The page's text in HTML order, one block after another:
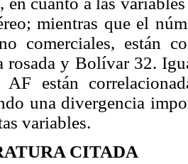
mientras que el
comerciales, están
rosada y Bolívar 32.
están
una divergencia
variables.
CITADA